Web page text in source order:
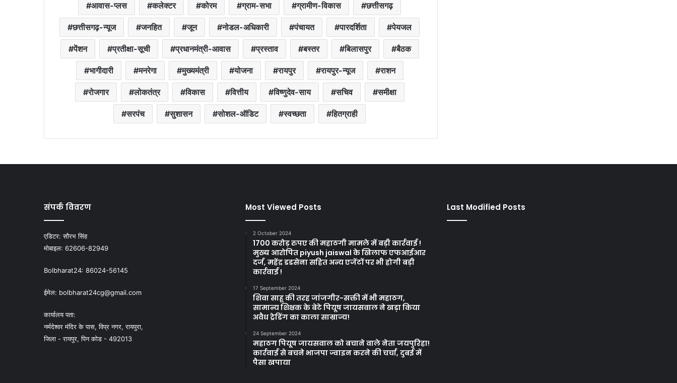
आवास-प्लस कलेक्टर कोरम ग्राम-सभा ग्रामीण-विकास छत्तीसगढ़
छत्तीसगढ़-न्यूज जनहित जून नोडल-अधिकारी पंचायत पारदर्शिता पेयजल
पेंशन प्रतीक्षा-सूची प्रधानमंत्री-आवास प्रस्ताव बस्तर बिलासपुर बैठक
भागीदारी मनरेगा मुख्यमंत्री योजना रायपुर रायपुर-न्यूज राशन
रोजगार लोकतंत्र विकास वित्तीय विष्णुदेव-साय सचिव समीक्षा
सरपंच सुशासन सोशल-ऑडिट स्वच्छता हितग्राही
संपर्क विवरण
एडिटर:सौरभ सिंह
मोबाइल: 62606-82949
Bolbharat24: 86024-56145
ईमेल: bolbharat24cg@gmail.com
कार्यालय पता:
नर्मदेश्वर मंदिर के पास, विप्र नगर, रायपुरा,
जिला - रायपुर, पिन कोड - 492013
Most Viewed Posts
2 October 2024
1700 करोड़ रुपए की महाठगी मामले में बड़ी कार्रवाई !
मुख्य आरोपित piyush jaiswal के खिलाफ एफआईआर
दर्ज, महेंद्र डडसेना सहित अन्य एजेंटों पर भी होगी बड़ी
कार्रवाई !
17 September 2024
शिवा साहू की तरह जांजगीर-सक्ती में भी महाठग,
सामान्य शिक्षक के बेटे पियूष जायसवाल ने खड़ा किया
अवैध ट्रेडिंग का काला साम्राज्य!
24 September 2024
महाठग पियूष जायसवाल को बचाने वाले नेता जयपुरिहा!
कार्रवाई से बचने भाजपा ज्वाइन करने की चर्चा, दुबई में
पैसा खपाया
Last Modified Posts